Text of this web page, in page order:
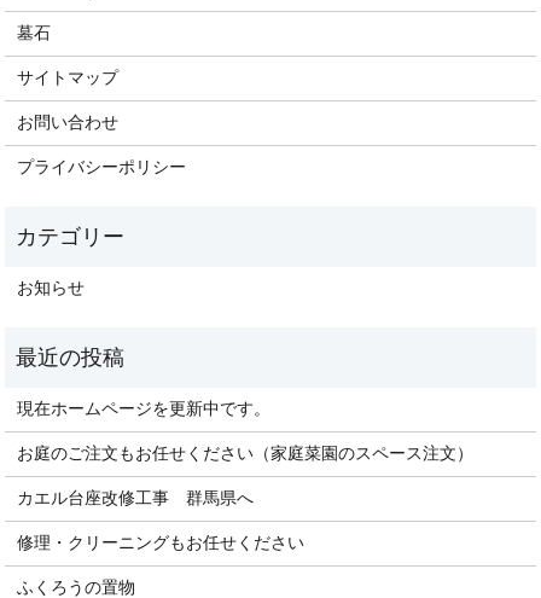
墓石
サイトマップ
お問い合わせ
プライバシーポリシー
お知らせ
現在ホームページを更新中です。
お庭のご注文もお任せください（家庭菜園のスペース注文）
カエル台座改修工事 群馬県へ
修理・クリーニングもお任せください
ふくろうの置物